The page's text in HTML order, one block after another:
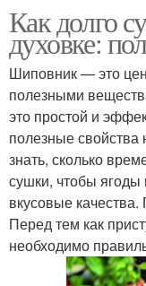
Как долго
духовке:
Шиповник — это
полезными
это простой и
полезные
знать, сколько
сушки, чтобы ягоды
вкусовые
Перед тем как
необходимо